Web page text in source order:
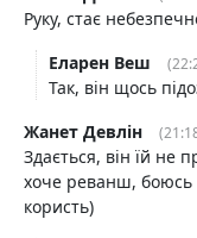
Руку, стає
Еларен Веш
Так, він щось
Жанет Девлін
Здається, він їй
хоче реванш, боюсь
користь)